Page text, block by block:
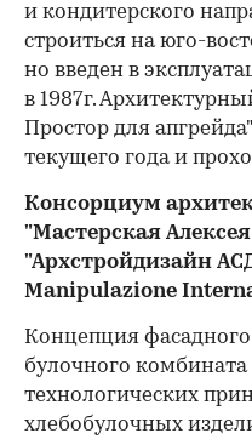
00:00 / 00:00
и кондитерского
строиться на юго-
но введен в
в 1987г.
Простор для
текущего года и
Консорциум
"Мастерская
"Архстройдизайн
Manipulazione
Концепция
булочного комбината
технологических
хлебобулочных